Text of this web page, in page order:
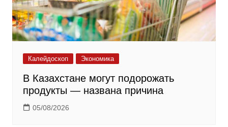
Калейдоскоп Экономика
В Казахстане могут подорожать
продукты — названа причина
05/08/2026